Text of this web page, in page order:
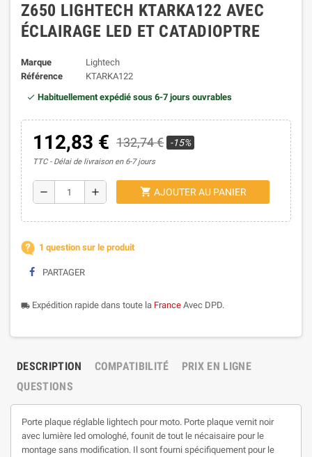
Z650 LIGHTECH KTARKA122 AVEC
ÉCLAIRAGE LED ET CATADIOPTRE
Marque
Lightech
Référence
KTARKA122
Habituellement expédié sous 6-7 jours ouvrables
112,83 € 132,74 € -15%
TTC Délai de livraison en 6-7 jours
remove add shopping_cart AJOUTER AU PANIER
1 question sur le produit
PARTAGER
local_shipping Expédition rapide dans toute la France Avec DPD.
DESCRIPTION COMPATIBILITÉ
PRIX EN LIGNE
QUESTIONS
Porte plaque réglable lightech pour moto. Porte plaque vernit noir
avec lumière led omologhé, founit de tout le nécaisaire pour le
montage sans modification. Il sont fourni spécifiquement pour le